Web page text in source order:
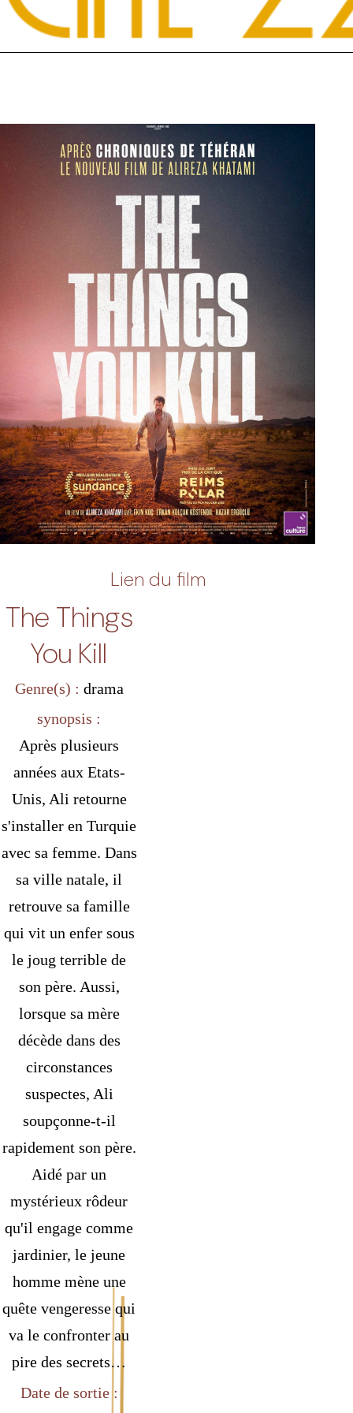
Lien du film
The Things
You Kill
Genre(s) : drama
synopsis :
Après plusieurs
années aux Etats-
Unis, Ali retourne
s'installer en Turquie
avec sa femme. Dans
sa ville natale, il
retrouve sa famille
qui vit un enfer sous
le joug terrible de
son père. Aussi,
lorsque sa mère
décède dans des
circonstances
suspectes, Ali
soupçonne-t-il
rapidement son père.
Aidé par un
mystérieux rôdeur
qu'il engage comme
jardinier, le jeune
homme mène une
quête vengeresse qui
va le confronter au
pire des secrets…
Date de sortie :